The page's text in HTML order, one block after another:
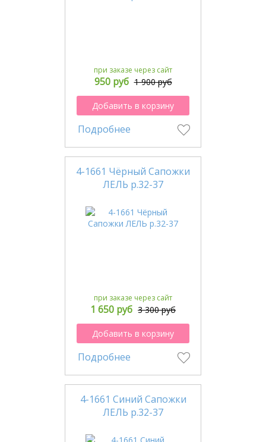
при заказе через сайт
950 руб 1 900 руб
Добавить в корзину
Подробнее
4-1661 Чёрный Сапожки
ЛЕЛЬ р.32-37
при заказе через сайт
1 650 руб 3 300 руб
Добавить в корзину
Подробнее
4-1661 Синий Сапожки
ЛЕЛЬ р.32-37